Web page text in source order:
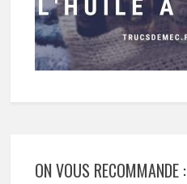
ON VOUS RECOMMANDE :